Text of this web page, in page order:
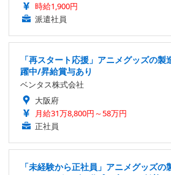
時給1,900円
派遣社員
「再スタート応援」アニメグッズの
躍中/昇給賞与あり
ベンタス株式会社
大阪府
月給31万8,800円～58万円
正社員
「未経験から正社員」アニメグッズ